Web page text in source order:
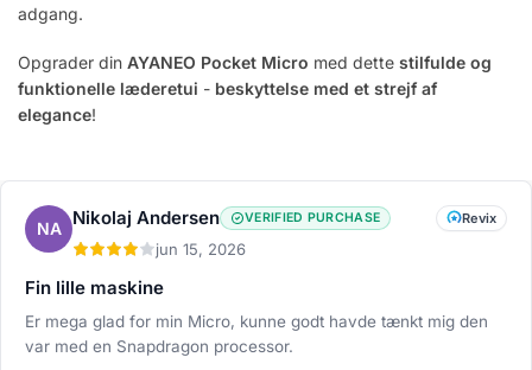
adgang.
Opgrader din AYANEO Pocket Micro med dette stilfulde og
funktionelle læderetui - beskyttelse med et strejf af
elegance!
NA Nikolaj Andersen VERIFIED PURCHASE
jun 15, 2026
Revix
Fin lille maskine
Er mega glad for min Micro, kunne godt havde tænkt mig den
var med en Snapdragon processor.